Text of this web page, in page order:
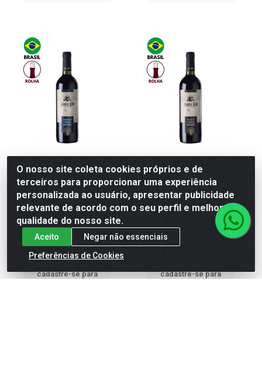
VINHO JOTA PE TT SECO
750ML
Código: 553087
Embalagem: Unidade
Caixa contém 6 unidade(s)
EAN: 7896452104105
cadastre-se para
VINHO JOTA PE TT SUAVE
750ML
Código: 553088
Embalagem: Unidade
Caixa contém 6 unidade(s)
EAN: 7896452104006
cadastre-se para
O nosso site coleta cookies próprios e de
terceiros para proporcionar uma experiência
personalizada ao usuário, apresentar publicidade
relevante de acordo com o seu perfil e melhorar a
qualidade do nosso site.
Aceito
Negar não essenciais
Preferências de Cookies